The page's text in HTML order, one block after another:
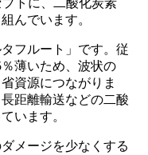
プトに、二酸化炭素
んでいます。
フルート」です。従
％薄いため、波状の
資源につながりま
距離輸送などの二酸
います。
メージを少なくする